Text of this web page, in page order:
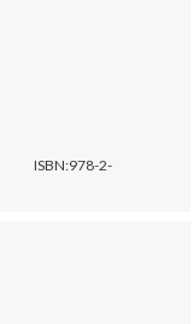
ISBN:978-2-